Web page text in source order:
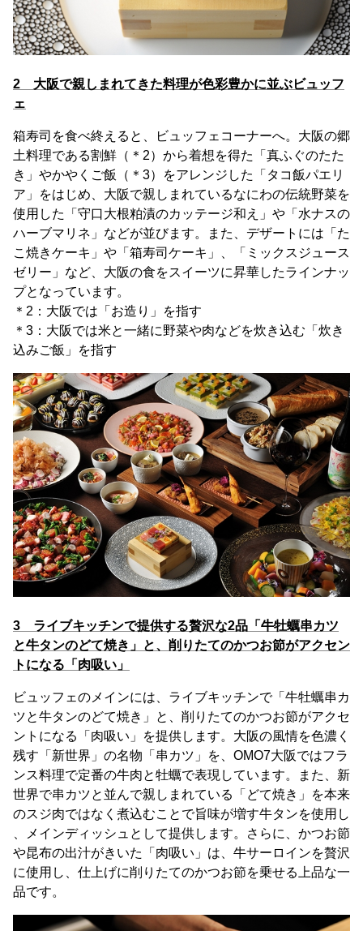
2 大阪で親しまれてきた料理が色彩豊かに並ぶビュッフ
ェ
箱寿司を食べ終えると、ビュッフェコーナーへ。大阪の郷
土料理である割鮮（＊2）から着想を得た「真ふぐのたた
き」やかやくご飯（＊3）をアレンジした「タコ飯パエリ
ア」をはじめ、大阪で親しまれているなにわの伝統野菜を
使用した「守口大根粕漬のカッテージ和え」や「水ナスの
ハーブマリネ」などが並びます。また、デザートには「た
こ焼きケーキ」や「箱寿司ケーキ」、「ミックスジュース
ゼリー」など、大阪の食をスイーツに昇華したラインナッ
プとなっています。
＊2：大阪では「お造り」を指す
＊3：大阪では米と一緒に野菜や肉などを炊き込む「炊き
込みご飯」を指す
3 ライブキッチンで提供する贅沢な2品「牛牡蠣串カツ
と牛タンのどて焼き」と、削りたてのかつお節がアクセン
トになる「肉吸い」
ビュッフェのメインには、ライブキッチンで「牛牡蠣串カ
ツと牛タンのどて焼き」と、削りたてのかつお節がアクセ
ントになる「肉吸い」を提供します。大阪の風情を色濃く
残す「新世界」の名物「串カツ」を、OMO7大阪ではフラ
ンス料理で定番の牛肉と牡蠣で表現しています。また、新
世界で串カツと並んで親しまれている「どて焼き」を本来
のスジ肉ではなく煮込むことで旨味が増す牛タンを使用し
、メインディッシュとして提供します。さらに、かつお節
や昆布の出汁がきいた「肉吸い」は、牛サーロインを贅沢
に使用し、仕上げに削りたてのかつお節を乗せる上品な一
品です。